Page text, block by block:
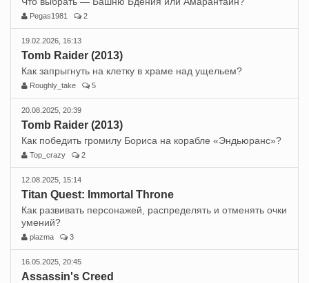
Pegas1981 2
19.02.2026, 16:13
Tomb Raider (2013)
Как запрыгнуть на клетку в храме над ущельем?
Roughly_take 5
20.08.2025, 20:39
Tomb Raider (2013)
Как победить громилу Бориса на корабле «Эндьюранс»?
Top_crazy 2
12.08.2025, 15:14
Titan Quest: Immortal Throne
Как развивать персонажей, распределять и отменять очки
умений?
plazma 3
16.05.2025, 20:45
Assassin's Creed